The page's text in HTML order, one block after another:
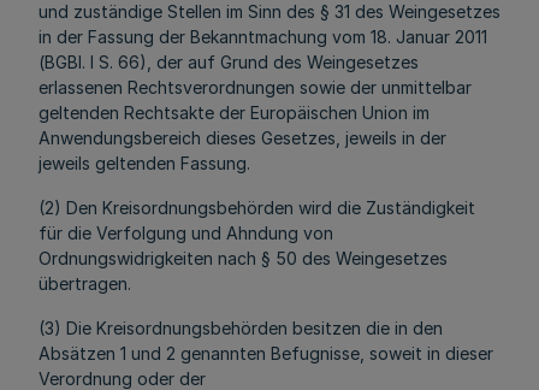
und zuständige Stellen im Sinn des § 31 des Weingesetzes
in der Fassung der Bekanntmachung vom 18. Januar 2011
(BGBl. I S. 66), der auf Grund des Weingesetzes
erlassenen Rechtsverordnungen sowie der unmittelbar
geltenden Rechtsakte der Europäischen Union im
Anwendungsbereich dieses Gesetzes, jeweils in der
jeweils geltenden Fassung.
(2) Den Kreisordnungsbehörden wird die Zuständigkeit
für die Verfolgung und Ahndung von
Ordnungswidrigkeiten nach § 50 des Weingesetzes
übertragen.
(3) Die Kreisordnungsbehörden besitzen die in den
Absätzen 1 und 2 genannten Befugnisse, soweit in dieser
Verordnung oder der